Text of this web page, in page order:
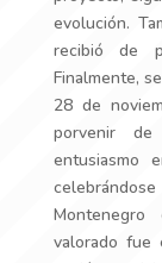
evolución.
recibió de
Finalmente,
28 de
porvenir
entusiasmo
valorado fue